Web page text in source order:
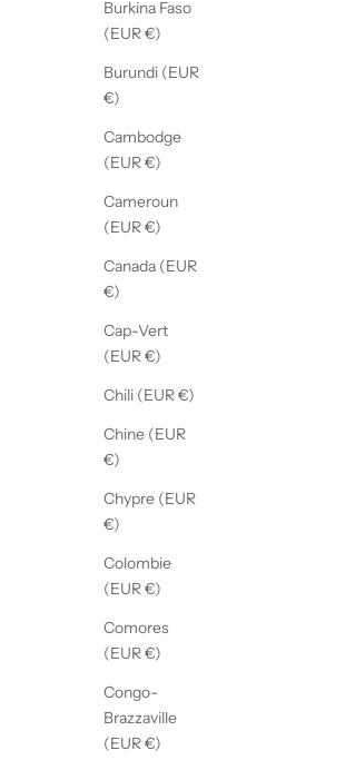
Burkina Faso
(EUR €)
Burundi (EUR
€)
Cambodge
(EUR €)
Cameroun
(EUR €)
Canada (EUR
€)
Cap-Vert
(EUR €)
Chili (EUR €)
Chine (EUR
€)
Chypre (EUR
€)
Colombie
(EUR €)
Comores
(EUR €)
Congo-
Brazzaville
(EUR €)